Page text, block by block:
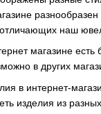
наш
магазине
в других
в интернет-
изделия из